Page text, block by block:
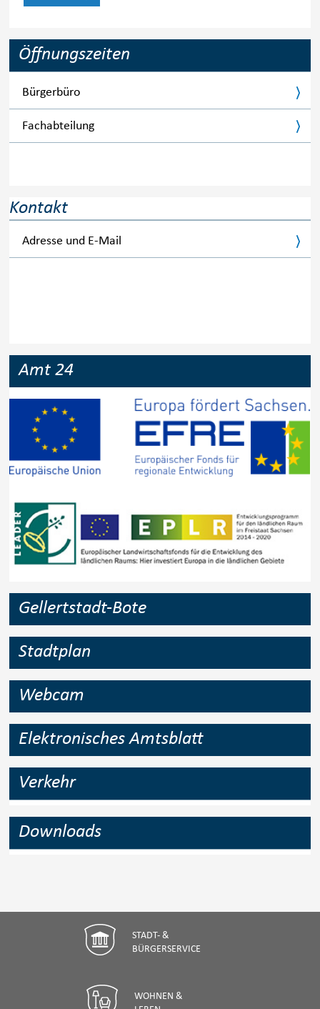
Öffnungszeiten
Bürgerbüro
Fachabteilung
Kontakt
Adresse und E-Mail
Amt 24
Gellertstadt-Bote
Stadtplan
Webcam
Elektronisches Amtsblatt
Verkehr
Downloads
STADT- &
BÜRGERSERVICE
WOHNEN &